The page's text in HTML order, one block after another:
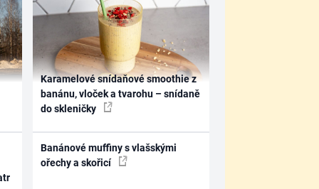
Karamelové snídaňové smoothie z
banánu, vloček a tvarohu – snídaně
do skleničky
Banánové muffiny s vlašskými
ořechy a skořicí